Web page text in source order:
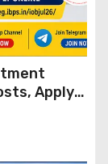
Apply